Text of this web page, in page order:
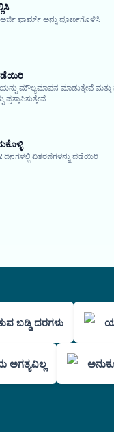
ಫಾರ್ಮ್ ಅನ್ನು ಪೂರ್ಣಗೊಳಿಸಿ
ಮೌಲ್ಯಮಾಪನ ಮಾಡುತ್ತೇವೆ
ವಿತರಣೆಗಳನ್ನು ಪಡೆಯಿರಿ
ಬಡ್ಡಿ ದರಗಳು
ಅಗತ್ಯವಿಲ್ಲ